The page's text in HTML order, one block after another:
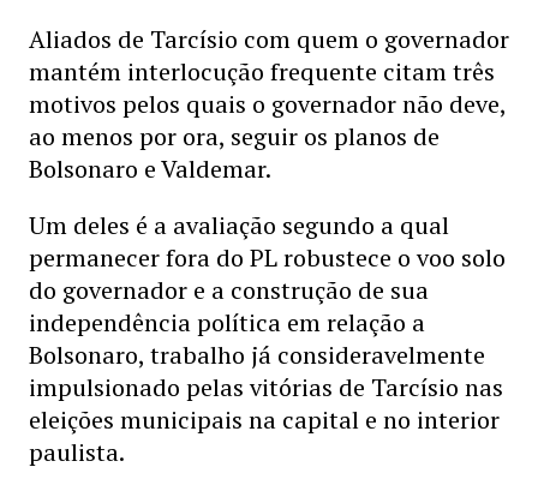
Aliados de Tarcísio com quem o governador
mantém interlocução frequente citam três
motivos pelos quais o governador não deve,
ao menos por ora, seguir os planos de
Bolsonaro e Valdemar.
Um deles é a avaliação segundo a qual
permanecer fora do PL robustece o voo solo
do governador e a construção de sua
independência política em relação a
Bolsonaro, trabalho já consideravelmente
impulsionado pelas vitórias de Tarcísio nas
eleições municipais na capital e no interior
paulista.